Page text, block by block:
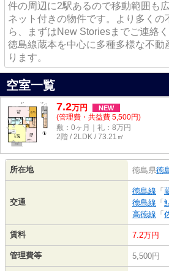
件の周辺に2駅あるので移動範囲も
ネット付きの物件です。より多くの
ら、まずはNew Storiesまでご連絡
徳島線蔵本を中心に多種多様な不動
ります。
空室一覧
7.2万円 NEW
(管理費・共益費 5,500円)
敷：0ヶ月｜礼：8万円
2階 / 2LDK / 73.21㎡
所在地 徳島県徳
交通
徳島線 「
徳島線 「
高徳線 「
賃料 7.2万円
管理費等 5,500円